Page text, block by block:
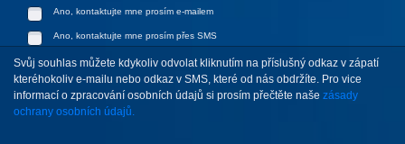
Ano, kontaktujte mne prosím e-mailem
Ano, kontaktujte mne prosím přes SMS
Svůj souhlas můžete kdykoliv odvolat kliknutím na příslušný odkaz v zápatí
kteréhokoliv e-mailu nebo odkaz v SMS, které od nás obdržíte. Pro vice
informací o zpracování osobních údajů si prosím přečtěte naše zásady
ochrany osobních údajů.